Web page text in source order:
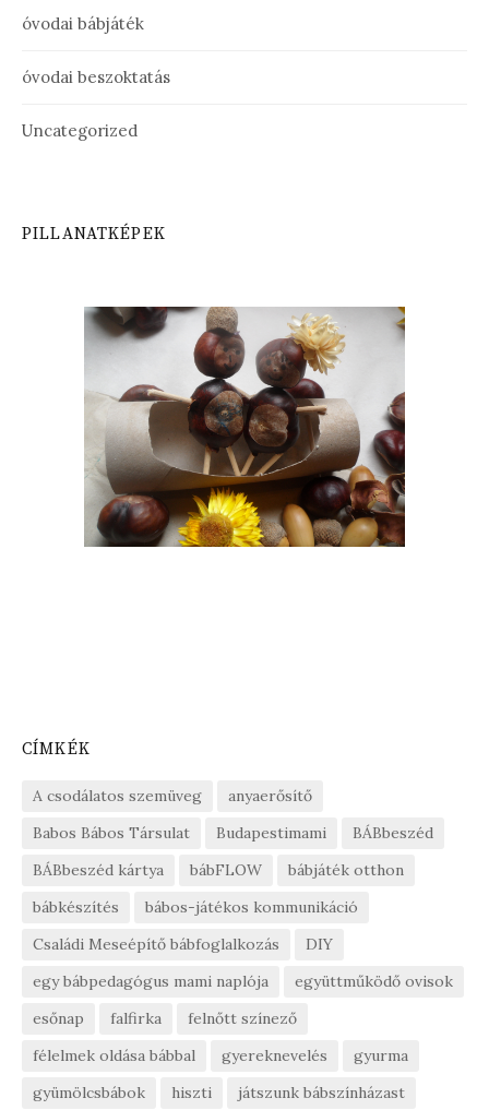
óvodai bábjáték
óvodai beszoktatás
Uncategorized
PILLANATKÉPEK
CÍMKÉK
A csodálatos szemüveg
anyaerősítő
Babos Bábos Társulat
Budapestimami
BÁBbeszéd
BÁBbeszéd kártya
bábFLOW
bábjáték otthon
bábkészítés
bábos-játékos kommunikáció
Családi Meseépítő bábfoglalkozás
DIY
egy bábpedagógus mami naplója
együttműködő ovisok
esőnap
falfirka
felnőtt színező
félelmek oldása bábbal
gyereknevelés
gyurma
gyümölcsbábok
hiszti játszunk bábszínházast